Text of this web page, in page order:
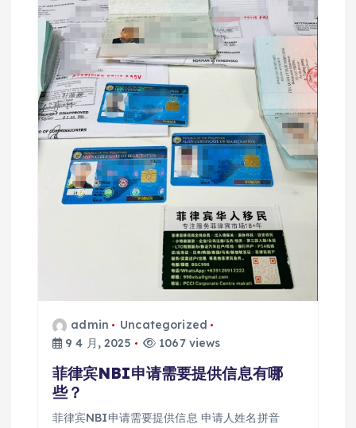
admin
Uncategorized
9 4 月, 2025
1067 views
菲律宾NBI申请需要提供信息有哪
些？
菲律宾NBI申请需要提供信息 申请人姓名拼音